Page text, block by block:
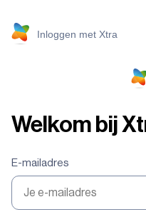
Inloggen met Xtra
Welkom bij
E-mailadres